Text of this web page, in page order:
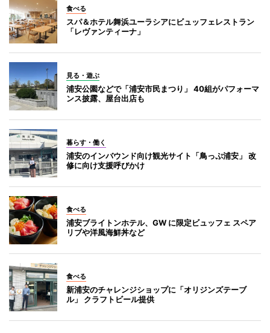
食べる
スパ＆ホテル舞浜ユーラシアにビュッフェレストラン
「レヴァンティーナ」
見る・遊ぶ
浦安公園などで「浦安市民まつり」 40組がパフォーマ
ンス披露、屋台出店も
暮らす・働く
浦安のインバウンド向け観光サイト「鳥っぷ浦安」 改
修に向け支援呼びかけ
食べる
浦安ブライトンホテル、GW に限定ビュッフェ スペア
リブや洋風海鮮丼など
食べる
新浦安のチャレンジショップに「オリジンズテーブ
ル」 クラフトビール提供